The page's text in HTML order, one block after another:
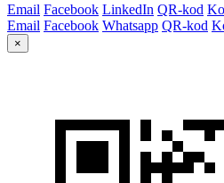
Email Facebook LinkedIn QR-kod
Email Facebook Whatsapp QR-kod
×